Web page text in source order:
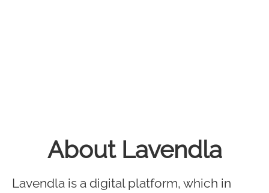
About Lavendla
Lavendla is a digital platform, which in